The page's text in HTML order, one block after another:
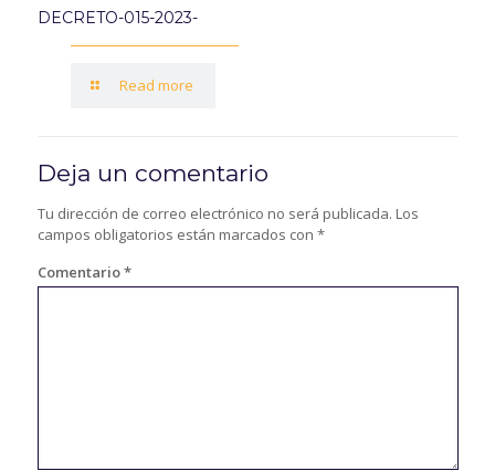
DECRETO-015-2023-
Read more
Deja un comentario
Tu dirección de correo electrónico no será publicada. Los
campos obligatorios están marcados con *
Comentario*